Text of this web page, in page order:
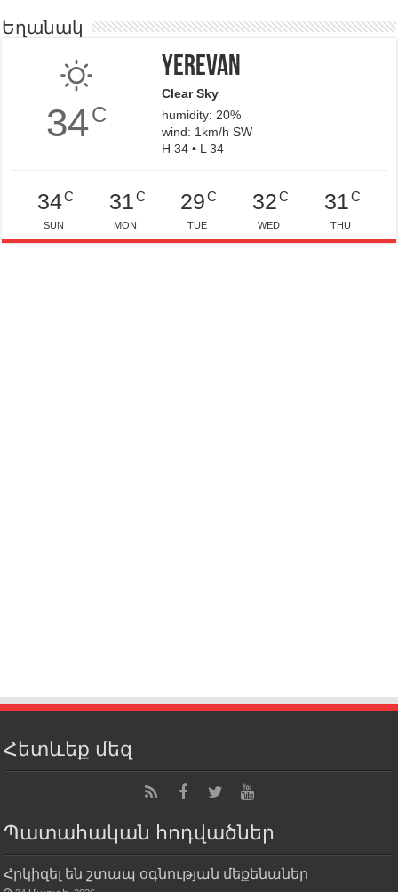
Եղանակ
34C
Yerevan
Clear Sky
humidity: 20%
wind: 1km/h SW
H 34 • L 34
34C
SUN
31C
MON
29 C
TUE
32C
WED
31C
THU
Հետևեք մեզ
Պատահական հոդվածներ
Հրկիզել են շտապ օգնության մեքենաներ